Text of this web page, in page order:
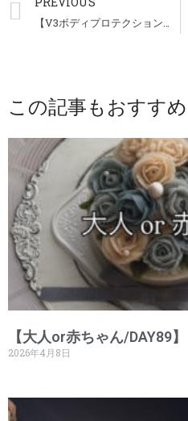
【V3ボディプロテクションサンスクリーン・本日より販売開始】
この記事もおすすめ
【大人or赤ちゃん/DAY89】
2026年4月8日